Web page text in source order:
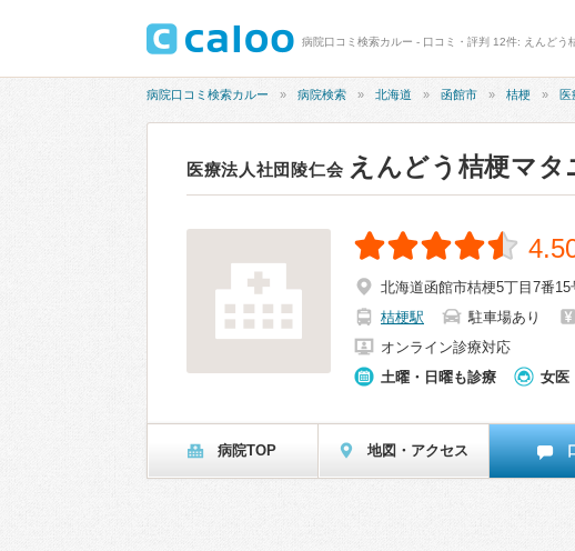
病院口コミ検索カルー - 口コミ・評判 12件: えんどう
病院口コミ検索カルー 病院検索 北海道 函館市 桔梗 医
医療法人社団陵仁会 えんどう桔梗マ
北海道函館市桔梗5丁目7番15
桔梗駅
駐車場あり
オンライン診療対応
土曜・日曜も診療
女医
病院TOP 地図・アクセス